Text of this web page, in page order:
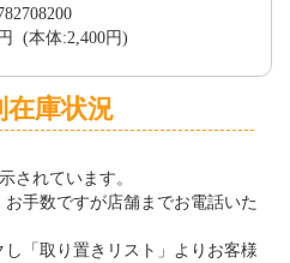
(本体:2,400円)
在庫状況
されています。
手数ですが店舗までお電話いた
し「取り置きリスト」よりお客様